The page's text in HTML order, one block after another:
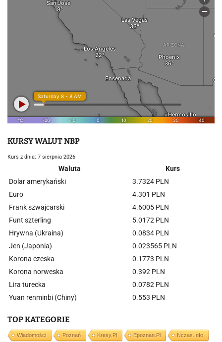
KURSY WALUT NBP
Kurs z dnia: 7 sierpnia 2026
Waluta
Kurs
Dolar amerykański
3.7324 PLN
Euro
4.301 PLN
Frank szwajcarski
4.6005 PLN
Funt szterling
5.0172 PLN
Hrywna (Ukraina)
0.0834 PLN
Jen (Japonia)
0.023565 PLN
Korona czeska
0.1773 PLN
Korona norweska
0.392 PLN
Lira turecka
0.0782 PLN
Yuan renminbi (Chiny)
0.553 PLN
TOP KATEGORIE
Wiadomości Poznań Kresy.pl Epoznan.pl Nczas.info